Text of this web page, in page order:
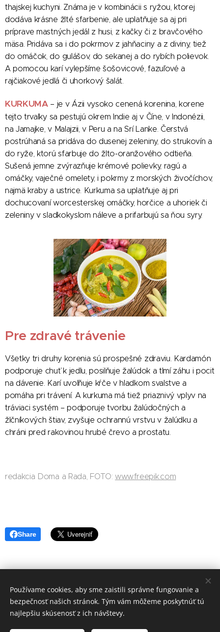
thajskej kuchyni. Známa je v kombinácii s ryžou, ktorej
dodáva krásne žlté sfarbenie, ale uplatňuje sa aj pri
príprave mastných jedál z husi, z kačky či z bravčového
mäsa. Pridáva sa i do pokrmov z jahňaciny a z diviny, tiež
do omáčok, do gulášov, do sekanej a do rybích polievok.
A pomocou karí vylepšíme šošovicové, fazuľové a
rajčiakové jedlá či uhorkový šalát.
KURKUMA– je v Ázii vysoko cenená korenina, korene
tejto trvalky sa pestujú okrem Indie aj v Číne, v Indonézii,
na Jamajke, v Malajzii, v Peru a na Srí Lanke. Čerstvá
postrúhaná sa pridáva do dusenej zeleniny, do strukovín a
do ryže, ktorú sfarbuje do žlto-oranžového odtieňa.
Sušená jemne zvýrazňuje krémové polievky, ragú a
omáčky, vaječné omelety, i pokrmy z morských živočíchov,
najmä kraby a ustrice. Kurkuma sa uplatňuje aj pri
dochucovaní worcesterskej omáčky, horčice a uhoriek či
zeleniny v sladkokyslom náleve a prifarbujú sa ňou syry.
Pre zdravé trávenie
Všetky tri druhy korenia sú prospešné zdraviu. Kardamón
podporuje chuť k jedlu, posilňuje žalúdok a tlmí záhu i pocit
na dávenie. Karí uvoľňuje kŕče v hladkom svalstve a
pomáha pri trávení. A kurkuma má tiež priaznivý vplyv na
tráviaci systém – podporuje tvorbu žalúdočných a
žlčníkových štiav, zvyšuje ochrannú vrstvu v žalúdku a
chráni pred rakovinou hrubé črevo a prostatu.
redakcia Doma a Rada, FOTO:www.freepik.com
Share
redakcia Doma a Rada
Vytvořeno službouWebnode
Používame cookies, aby sme zaistili správne fungovanie a
bezpečnosť našich stránok. Tým vám môžeme poskytnúť tú
najlepšiu skúsenosť z ich návštevy.